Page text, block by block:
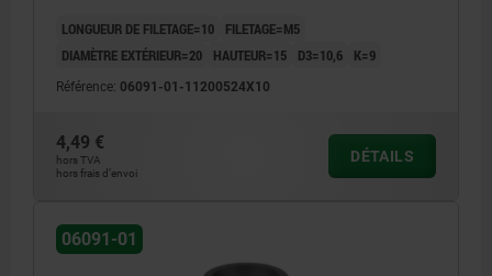
LONGUEUR DE FILETAGE=10
FILETAGE=M5
DIAMÈTRE EXTÉRIEUR=20
HAUTEUR=15 D3=10,6 K=9
Référence: 06091-01-11200524X10
4,49 €
hors TVA
hors frais d’envoi
DÉTAILS
06091-01